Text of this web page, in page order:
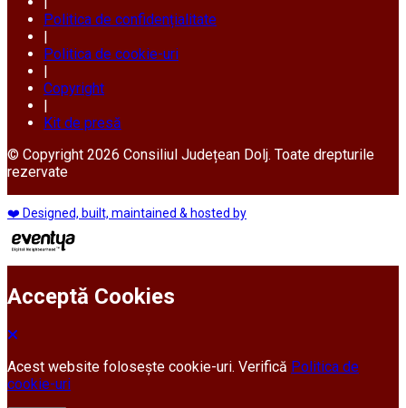
Politica de confidențialitate
|
Politica de cookie-uri
|
Copyright
|
Kit de presă
© Copyright 2026 Consiliul Județean Dolj. Toate drepturile
rezervate
❤️ Designed, built, maintained & hosted by
Acceptă Cookies
Acest website folosește cookie-uri. Verifică Politica de
cookie-uri